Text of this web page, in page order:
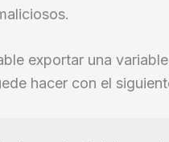
exportar una
hacer con el